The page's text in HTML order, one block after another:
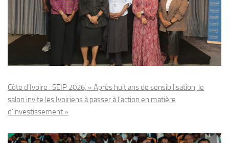
Côte d’Ivoire : SEIP 2026, « Après huit ans de sensibilisation, le
salon invite les Ivoiriens à passer à l’action en matière
d’investissement »